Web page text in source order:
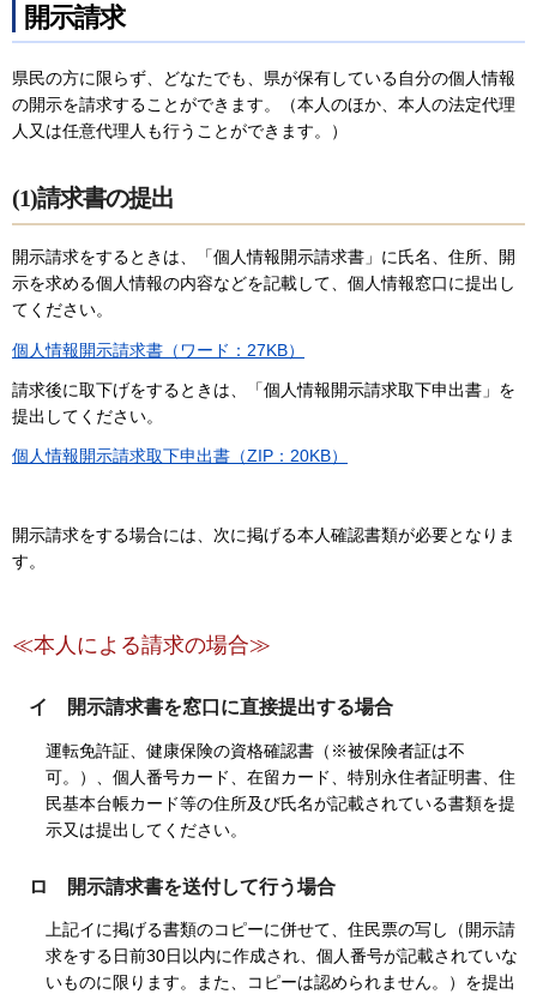
開示請求
県民の方に限らず、どなたでも、県が保有している自分の個人情報
の開示を請求することができます。（本人のほか、本人の法定代理
人又は任意代理人も行うことができます。）
(1)請求書の提出
開示請求をするときは、「個人情報開示請求書」に氏名、住所、開
示を求める個人情報の内容などを記載して、個人情報窓口に提出し
てください。
個人情報開示請求書（ワード：27KB）
請求後に取下げをするときは、「個人情報開示請求取下申出書」を
提出してください。
個人情報開示請求取下申出書（ZIP：20KB）
開示請求をする場合には、次に掲げる本人確認書類が必要となりま
す。
≪本人による請求の場合≫
イ 開示請求書を窓口に直接提出する場合
運転免許証、健康保険の資格確認書（※被保険者証は不
可。）、個人番号カード、在留カード、特別永住者証明書、住
民基本台帳カード等の住所及び氏名が記載されている書類を提
示又は提出してください。
ロ 開示請求書を送付して行う場合
上記イに掲げる書類のコピーに併せて、住民票の写し（開示請
求をする日前30日以内に作成され、個人番号が記載されていな
いものに限ります。また、コピーは認められません。）を提出